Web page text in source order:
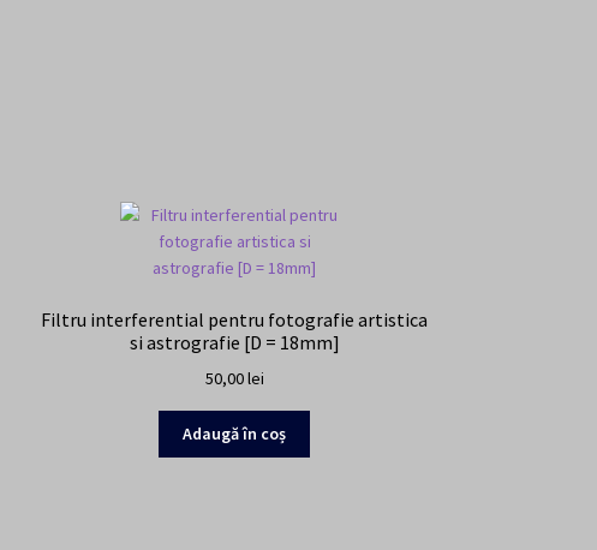
Filtru interferential pentru fotografie artistica
si astrografie [D = 18mm]
50,00lei
Adaugă în coș